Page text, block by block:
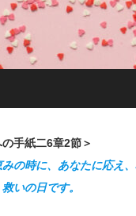
手紙二6章2節＞
の時に、あなたに応え
いの日です。